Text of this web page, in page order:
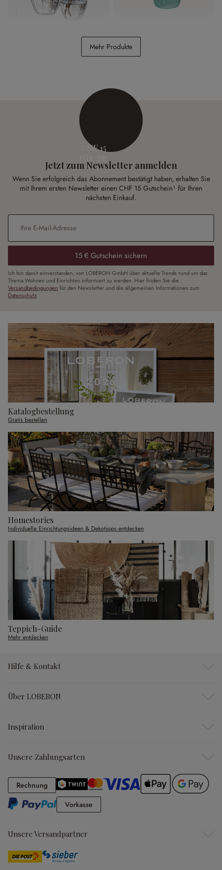
Vase Elvin
Mehr Produkte
CHF 15
Jetzt zum Newsletter anmelden
Wenn Sie erfolgreich das Abonnement bestätigt haben, erhalten Sie
mit Ihrem ersten Newsletter einen CHF 15 Gutschein¹ für Ihren
nächsten Einkauf.
E-Mail-Adresse
15 € Gutschein sichern
Ich bin damit einverstanden, von LOBERON GmbH über aktuelle Trends rund um das
Thema Wohnen und Einrichten informiert zu werden. Hier finden Sie die
Versandbedingungen für den Newsletter und die allgemeinen Informationen zum
Datenschutz.
Katalogbestellung
Gratis bestellen
Homestories
Individuelle Einrichtungsideen & Dekotipps entdecken
Teppich-Guide
Mehr entdecken
Hilfe & Kontakt
Über LOBERON
Inspiration
Unsere Zahlungsarten
RechnungRechnung
Vorkasse
Unsere Versandpartner